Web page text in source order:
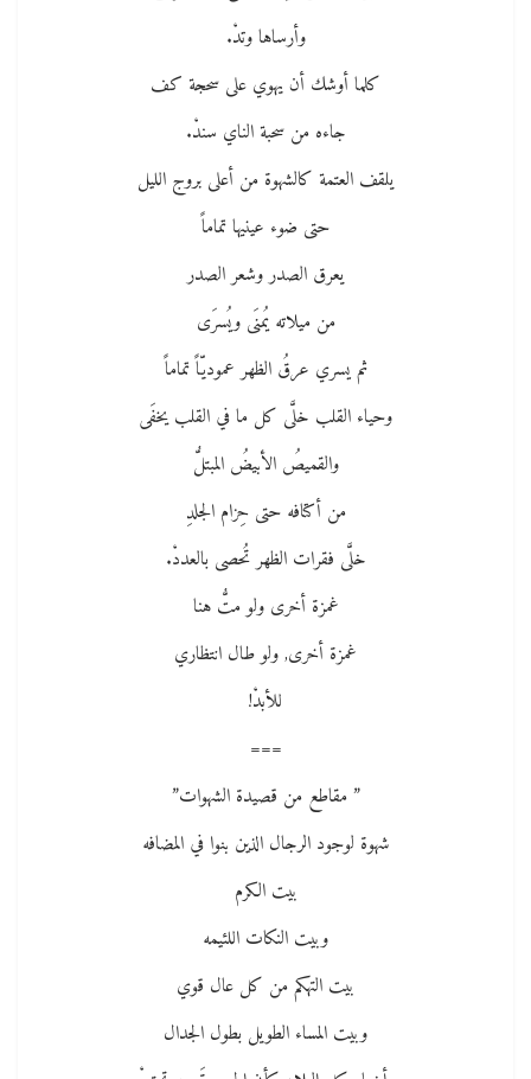
وأرساها وتدْ.
كلما أوشك أن يهوي على سحجة كف
جاءه من سحبة الناي سندْ.
يلقف العتمة كالشهوة من أعلى بروج الليل
حتى ضوء عينيها تماماً
يعرق الصدر وشعر الصدر
من ميلاته يُمنَى ويُسرَى
ثم يسري عرقُ الظهر عموديّاً تماماً
وحياء القلب خلَّى كل ما في القلب يخفَى
والقميصُ الأبيضُ المبتلُّ
من أكتافه حتى حِزام الجلدِ
خلَّى فقرات الظهر تُحصى بالعددْ.
غمزة أخرى ولو متُّ هنا
غمزة أخرى, ولو طال انتظاري
للأبدْ!
===
” مقاطع من قصيدة الشهوات”
شهوة لوجود الرجال الذين بنوا في المضافه
بيت الكرم
وبيت النكات اللئيمه
بيت التهكم من كل عال قوي
وبيت المساء الطويل بطول الجدال